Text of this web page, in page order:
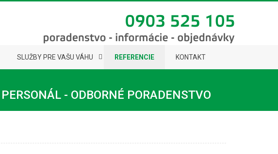
SLUŽBY PRE VAŠU VÁHU REFERENCIE KONTAKT
- ODBORNÉ PORADENSTVO